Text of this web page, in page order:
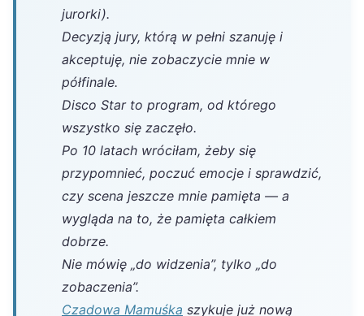
jurorki).
Decyzją jury, którą w pełni szanuję i
akceptuję, nie zobaczycie mnie w
półfinale.
Disco Star to program, od którego
wszystko się zaczęło.
Po 10 latach wróciłam, żeby się
przypomnieć, poczuć emocje i sprawdzić,
czy scena jeszcze mnie pamięta — a
wygląda na to, że pamięta całkiem
dobrze.
Nie mówię „do widzenia”, tylko „do
zobaczenia”.
Czadowa Mamuśka szykuje już nową